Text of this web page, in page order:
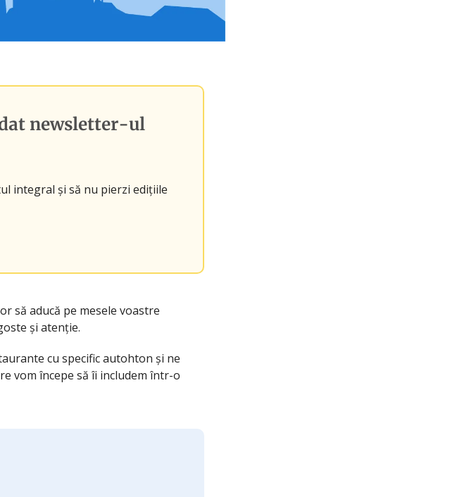
newsletter-ul
integral și să nu pierzi edițiile
să aducă pe mesele voastre
și atenție.
cu specific autohton și ne
vom începe să îi includem într-o